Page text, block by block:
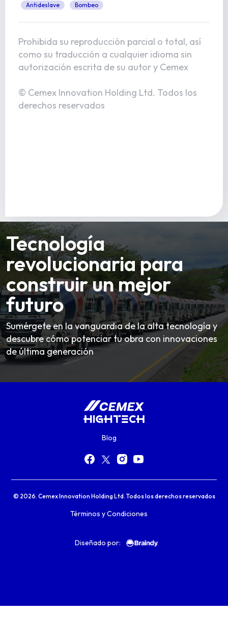
Antideslave
Bombeo
Prohibida su reproducción parcial o total, así
como su traducción a cualquier idioma sin
autorización escrita de su autor y Cemex
© Cemex Innovation Holding Ltd. Todos los
derechos reservados
Tecnología
revolucionaria para
construir un mejor
futuro
Sumérgete en la vanguardia de la alta tecnología y
descubre cómo potenciar tu obra con innovaciones
de última generación
Blog
© 2026. Cemex Innovation Holding Ltd. Todos los derechos reservados
Términos y Condiciones
Diseñado por: